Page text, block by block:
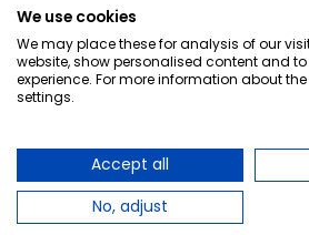
We use cookies
We may place these for analysis of our
website, show personalised content and
experience. For more information about
settings.
Accept all
No, adjust